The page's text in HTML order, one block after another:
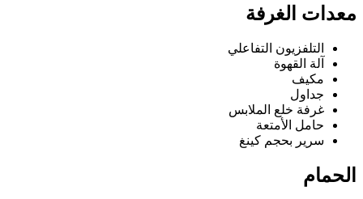
معدات الغرفة
التلفزيون التفاعلي
آلة القهوة
مكيف
جداول
غرفة خلع الملابس
حامل الأمتعة
سرير بحجم كينغ
الحمام